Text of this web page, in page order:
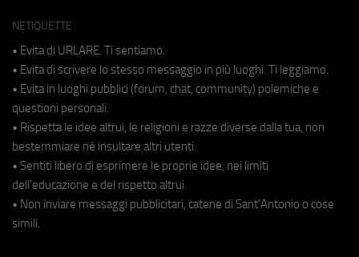
NETIQUETTE
• Evita di URLARE. Ti sentiamo.
• Evita di scrivere lo stesso messaggio in più luoghi. Ti leggiamo.
• Evita in luoghi pubblici (forum, chat, community) polemiche e
questioni personali.
• Rispetta le idee altrui, le religioni e razze diverse dalla tua, non
bestemmiare né insultare altri utenti.
• Sentiti libero di esprimere le proprie idee, nei limiti
dell'educazione e del rispetto altrui.
• Non inviare messaggi pubblicitari, catene di Sant'Antonio o cose
simili.